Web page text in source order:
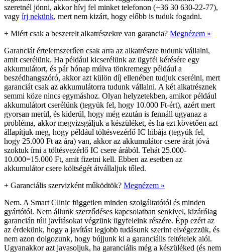
szeretnél jönni, akkor hívj fel minket telefonon (+36 30 630-22-77),
vagy írj nekünk, mert nem kizárt, hogy előbb is tuduk fogadni.
+ Miért csak a beszerelt alkatrészekre van garancia? Megnézem »
Garanciát értelemszerűen csak arra az alkatrészre tudunk vállalni,
amit cserélünk. Ha például kicserélünk az ügyfél kérésére egy
akkumulátort, és pár hónap múlva tönkremegy például a
beszédhangszóró, akkor azt külön díj ellenében tudjuk cserélni, mert
garanciát csak az akkumulátorra tudunk vállalni. A két alkatrésznek
semmi köze nincs egymáshoz. Olyan helyzetekben, amikor például
akkumulátort cserélünk (tegyük fel, hogy 10.000 Ft-ért), azért mert
gyorsan merül, és kiderül, hogy még ezután is fennáll ugyanaz a
probléma, akkor megvizsgáljuk a készüléket, és ha ezt követően azt
állapítjuk meg, hogy például töltésvezérlő IC hibája (tegyük fel,
hogy 25.000 Ft az ára) van, akkor az akkumulátor csere árát jóvá
szoktuk írni a töltésvezérlő IC csere árából. Tehát 25.000-
10.000=15.000 Ft, amit fizetni kell. Ebben az esetben az
akkumulátor csere költségét átvállaljuk tőled.
+ Garanciális szervizként működtök? Megnézem »
Nem. A Smart Clinic független minden szolgáltatótól és minden
gyártótól. Nem állunk szerződéses kapcsolatban senkivel, kizárólag
garancián túli javításokat végzünk ügyfeleink részére. Épp ezért az
az érdekünk, hogy a javítást legjobb tudásunk szerint elvégezzük, és
nem azon dolgozunk, hogy bújjunk ki a garanciális feltételek alól.
Ugyanakkor azt javasoljuk, ha garanciális még a készüléked (és nem